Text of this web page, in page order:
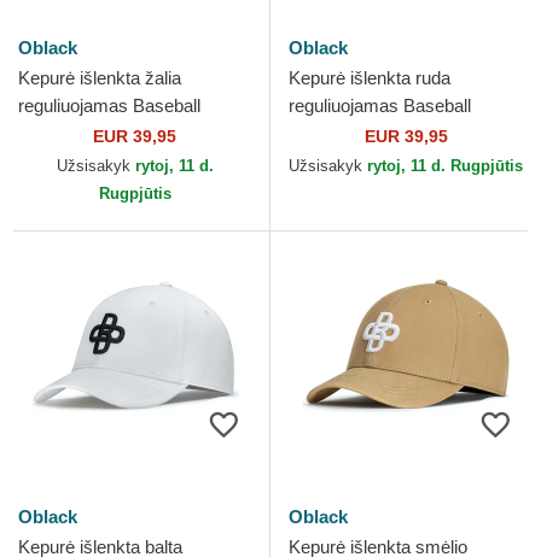
Oblack
Kepurė išlenkta žalia
reguliuojamas Baseball
Peach OBL053 Oblack
EUR 39,95
Užsisakyk rytoj, 11 d.
Rugpjūtis
Oblack
Kepurė išlenkta ruda
reguliuojamas Baseball
Peach OBL061 Oblack
EUR 39,95
Užsisakyk rytoj, 11 d. Rugpjūtis
Oblack
Kepurė išlenkta balta
Oblack
Kepurė išlenkta smėlio